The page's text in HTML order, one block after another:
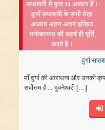
दुर्गा
माँ दुर्गा की आराधना और उनकी
सर्वोत्तम है . . भुवनेश्वरी[…]